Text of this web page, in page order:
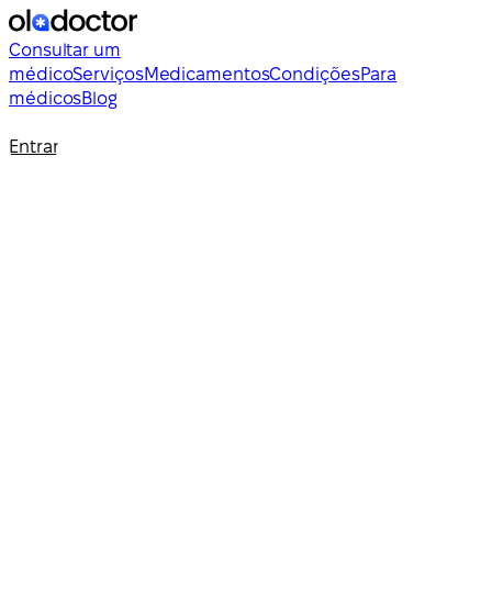
Consultar um
médicoServiçosMedicamentosCondiçõesPara
médicosBlog
Entrar